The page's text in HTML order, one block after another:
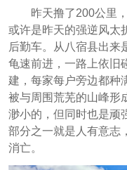
昨天撸了200公里
或许是昨天的强逆风太
后勤车。从八宿县出来
龟速前进，一路上依旧
建，每家每户旁边都种
被与周围荒芜的山峰形
渺小的，但同时也是顽
部分之一就是人有意志
消亡。